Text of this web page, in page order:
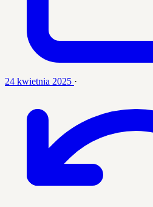
24 kwietnia 2025 ·